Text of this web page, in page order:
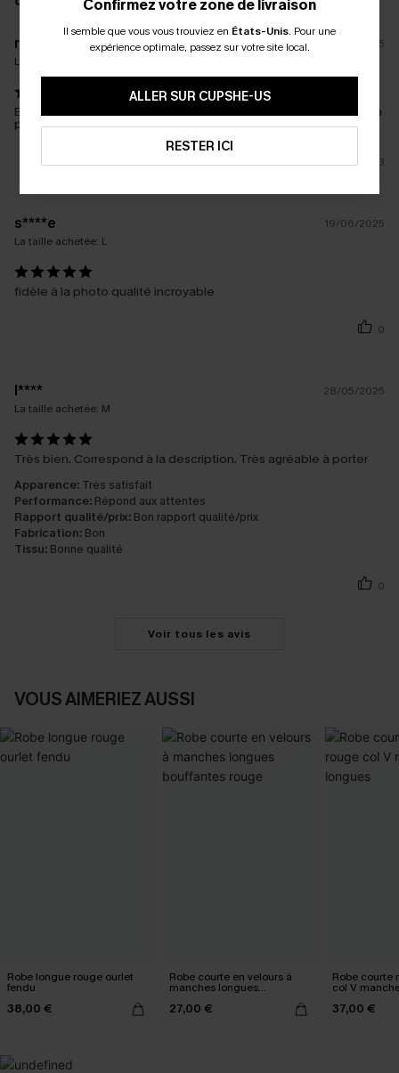
r****
21/03/2025
La taille achetée:
Excellente qualité et rend exactement comme sur la photo, sera
parfaite pour un mariage! je suis ravie de mon achat!
3
s****e
19/06/2025
La taille achetée: L
fidèle à la photo qualité incroyable
0
l****
28/05/2025
La taille achetée: M
Très bien. Correspond à la description. Très agréable à porter
Apparence: Très satisfait
Performance: Répond aux attentes
Rapport qualité/prix: Bon rapport qualité/prix
Fabrication: Bon
Tissu: Bonne qualité
0
Voir tous les avis
VOUS AIMERIEZ AUSSI
Robe longue rouge ourlet
fendu
38,00 €
Robe courte en velours à
manches longues
27,00 €
Robe courte
col V
37,00 €
Confirmez votre zone de livraison
Il semble que vous vous trouviez en États-Unis. Pour une
expérience optimale, passez sur votre site local.
ALLER SUR CUPSHE-US
RESTER ICI